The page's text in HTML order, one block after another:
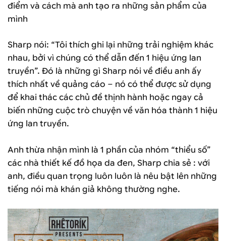
điểm và cách mà anh tạo ra những sản phẩm của
mình
Sharp nói: “Tôi thích ghi lại những trải nghiệm khác
nhau, bởi vì chúng có thể dẫn đến 1 hiệu ứng lan
truyền”. Đó là những gì Sharp nói về điều anh ấy
thích nhất về quảng cáo – nó có thể được sử dụng
để khai thác các chủ đề thịnh hành hoặc ngay cả
biến những cuộc trò chuyện về văn hóa thành 1 hiệu
ứng lan truyền.
Anh thừa nhận mình là 1 phần của nhóm “thiểu số”
các nhà thiết kế đồ họa da đen, Sharp chia sẻ : với
anh, điều quan trọng luôn luôn là nêu bật lên những
tiếng nói mà khán giả không thường nghe.